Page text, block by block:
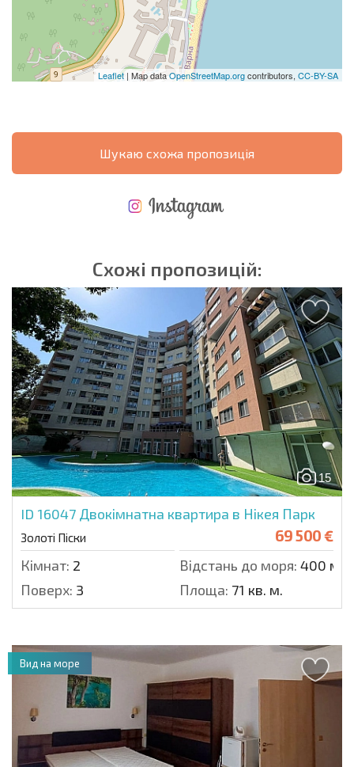
Leaflet | Map dataOpenStreetMap.orgcontributors, CC-BY-SA
Шукаю схожа пропозиція
Схожі пропозицій:
15
ID 16047 Двокімнатна квартира в Нікея Парк
Золоті Піски 69 500 €
Кімнат: 2 Відстань до моря: 400 м.
Поверх: 3 Площа: 71 кв. м.
Вид на море